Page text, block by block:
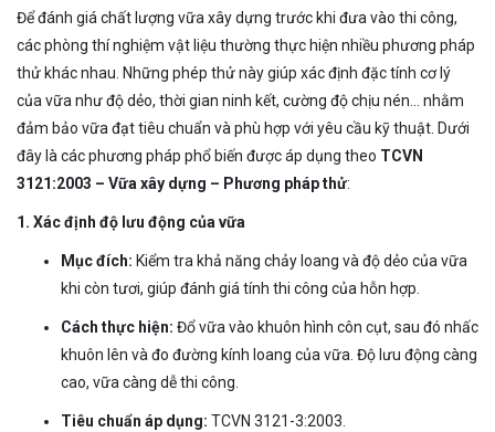
Để đánh giá chất lượng vữa xây dựng trước khi đưa vào thi công,
các phòng thí nghiệm vật liệu thường thực hiện nhiều phương pháp
thử khác nhau. Những phép thử này giúp xác định đặc tính cơ lý
của vữa như độ dẻo, thời gian ninh kết, cường độ chịu nén… nhằm
đảm bảo vữa đạt tiêu chuẩn và phù hợp với yêu cầu kỹ thuật. Dưới
đây là các phương pháp phổ biến được áp dụng theo TCVN
3121:2003 – Vữa xây dựng – Phương pháp thử:
1. Xác định độ lưu động của vữa
Mục đích: Kiểm tra khả năng chảy loang và độ dẻo của vữa
khi còn tươi, giúp đánh giá tính thi công của hỗn hợp.
Cách thực hiện: Đổ vữa vào khuôn hình côn cụt, sau đó nhấc
khuôn lên và đo đường kính loang của vữa. Độ lưu động càng
cao, vữa càng dễ thi công.
Tiêu chuẩn áp dụng: TCVN 3121-3:2003.